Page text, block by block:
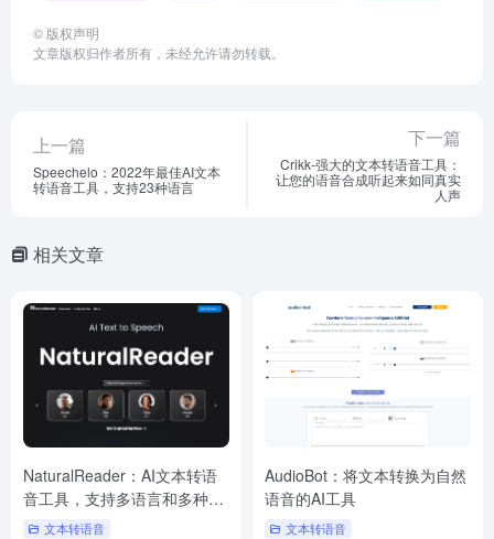
© 版权声明
文章版权归作者所有，未经允许请勿转载。
上一篇
Speechelo：2022年最佳AI文本
转语音工具，支持23种语言
下一篇
Crikk-强大的文本转语音工具：
让您的语音合成听起来如同真实
人声
相关文章
NaturalReader：AI文本转语
音工具，支持多语言和多种格
式 文本转语音
AudioBot：将文本转换为自然
语音的AI工具
文本转语音